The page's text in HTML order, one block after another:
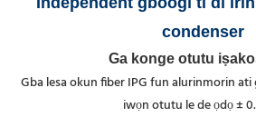
condenser
Ga konge otutu
Gba lesa okun fiber IPG fun alurinmorin ati
iwọn otutu le de ọdọ ±